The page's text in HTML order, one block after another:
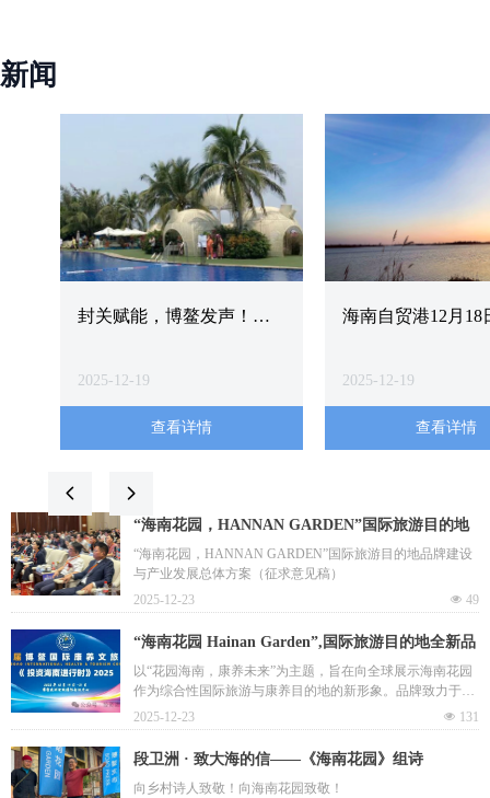
新闻
封关赋能，博鳌发声！博
2025-12-19
查看详情
海南自贸港12月18
花园”——国际旅
地，全新品牌全球
2025-12-19
查看详情
넳 넲
“海南花园，HANNAN GARDEN”国际旅游目的地
品牌建设与产业发展总体方案
“海南花园，HANNAN GARDEN”国际旅游目的地品牌建设
与产业发展总体方案（征求意见稿）
넶 49
2025-12-23
“海南花园 Hainan Garden”,国际旅游目的地全新品
牌及国际网站在第八届博鳌国际康养文旅大会成功
发布
以“花园海南，康养未来”为主题，旨在向全球展示海南花园
作为综合性国际旅游与康养目的地的新形象。品牌致力于为
游客及投资者提供高端度假、生态旅游、健康养生与文化娱
乐一体化的服务体系，呼应海南自贸港建设与乡村振兴战略
的深度融合。
넶 131
2025-12-23
段卫洲 · 致大海的信——《海南花园》组诗
向乡村诗人致敬！向海南花园致敬！